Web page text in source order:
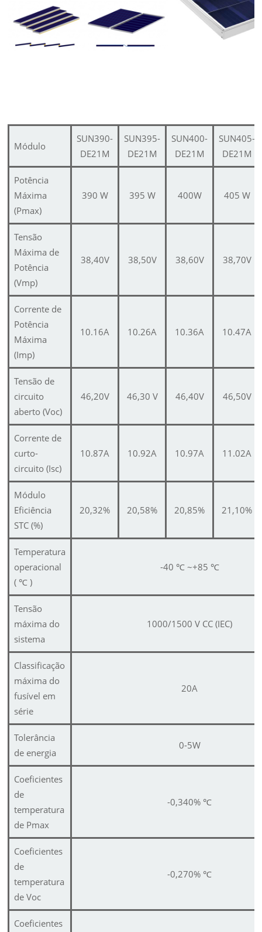
Módulo
SUN390-
DE21M
SUN395-
DE21M
SUN400-
DE21M
SUN405-
DE21M
Potência
Máxima
(Pmax)
390 W 395 W 400W 405 W
Tensão
Máxima de
Potência
(Vmp)
38,40V 38,50V 38,60V 38,70V
Corrente de
Potência
Máxima
(Imp)
10.16A 10.26A 10.36A 10.47A
Tensão de
circuito
aberto (Voc)
46,20V 46,30 V 46,40V 46,50V
Corrente de
curto-
circuito (Isc)
10.87A 10.92A 10.97A 11.02A
Módulo
Eficiência
STC (%)
20,32% 20,58% 20,85% 21,10%
Temperatura
operacional
( ℃)
-40 ℃ ~+85 ℃
Tensão
máxima do
sistema
1000/1500 V CC (IEC)
Classificação
máxima do
fusível em
série
20A
Tolerância
de energia
0-5W
Coeficientes
de
temperatura
de Pmax
-0,340% ℃
Coeficientes
de
temperatura
de Voc
-0,270% ℃
Coeficientes